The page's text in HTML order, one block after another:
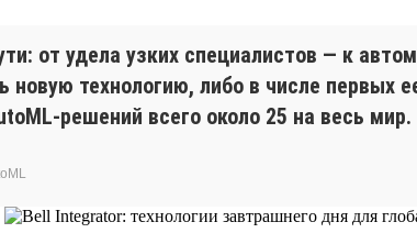
от удела узких специалистов — к
новую технологию, либо в числе
решений всего около 25 на весь